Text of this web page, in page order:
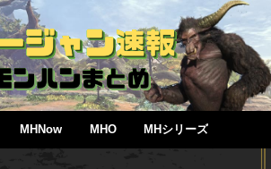
MHNow MHO MHシリーズ